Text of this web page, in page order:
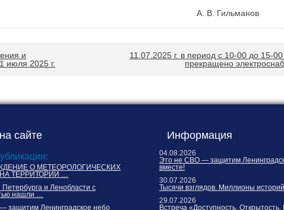
службы А. В. Гильманов
и
июля 2025 г.
11.07.2025 г. в период с 10-00 до 15-00
прекращено
сайте
О МЕТЕОРОЛОГИЧЕСКИХ
ТЕРРИТОРИИ …
и Ленобласти с
нашли …
защитим Ленинградское небо
Информация
04.08.2026
Это не СВО — защитим
вместе!
30.07.2026
Тысячи взглядов. Миллионы
29.07.2026
Встреча «Доступность.